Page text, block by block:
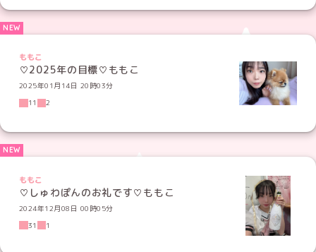
ももこ
♡2025年の目標♡ももこ
2025年01月14日 20時03分
11
2
ももこ
♡しゅわぽんのお礼です♡ももこ
2024年12月08日 00時05分
31
1